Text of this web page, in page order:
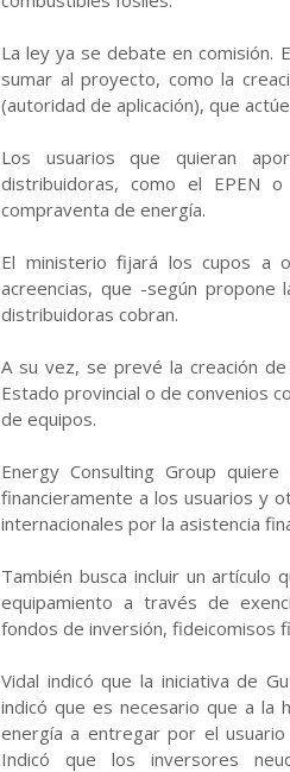
La ley ya se debate en comisión.
sumar al proyecto, como la
(autoridad de aplicación), que
Los usuarios que quieran
distribuidoras, como el EPEN
compraventa de energía.
El ministerio fijará los cupos a
acreencias, que -según
distribuidoras cobran.
A su vez, se prevé la creación
Estado provincial o de convenios
de equipos.
Energy Consulting Group
financieramente a los usuarios y
internacionales por la asistencia
También busca incluir un artículo
equipamiento a través de
fondos de inversión, fideicomisos
Vidal indicó que la iniciativa de
indicó que es necesario que a la
energía a entregar por el
Indicó que los inversores